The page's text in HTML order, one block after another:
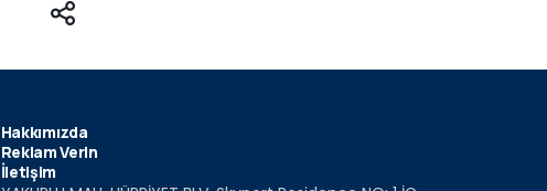
Hakkımızda
Reklam Verin
İletişim